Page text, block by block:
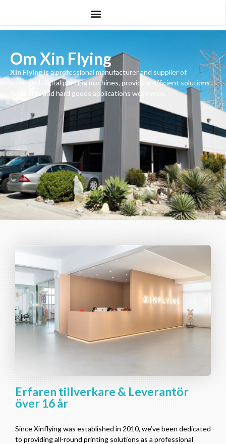
Om Xin Flying
Xin Flyingis a professional manufacturer and supplier of
advanced digital printing machines, providing efficient solutions
for textile and hard goods applications worldwide
Erfaren tillverkare & Leverantör
över 16 år
Since Xinflying was established in 2010, we’ve been dedicated
to providing all-round printing solutions as a professional